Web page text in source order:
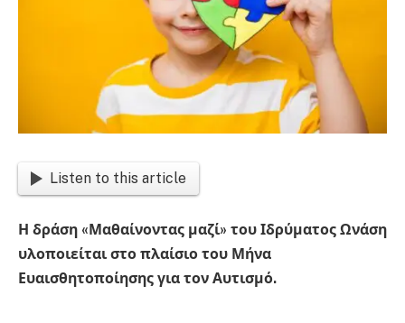
Listen to this article
Η δράση «Μαθαίνοντας μαζί» του Ιδρύματος Ωνάση
υλοποιείται στο πλαίσιο του Μήνα
Ευαισθητοποίησης για τον Αυτισμό.